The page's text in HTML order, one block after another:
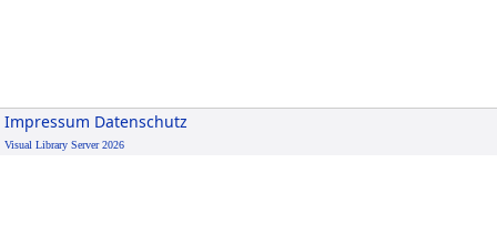
Impressum Datenschutz
Visual Library Server 2026